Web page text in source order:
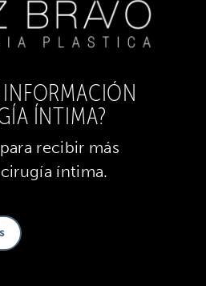
ÍNTIMA?
recibir más
íntima.